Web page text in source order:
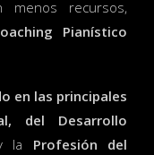
menos recursos,
Pianístico
en las principales
del Desarrollo
la Profesión del